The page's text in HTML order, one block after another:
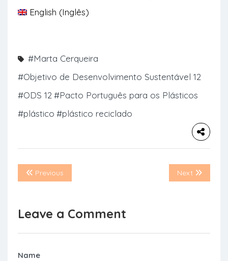
English (Inglês)
#Marta Cerqueira
#Objetivo de Desenvolvimento Sustentável 12
#ODS 12#Pacto Português para os Plásticos
#plástico #plástico reciclado
Previous Next
Leave a Comment
Name